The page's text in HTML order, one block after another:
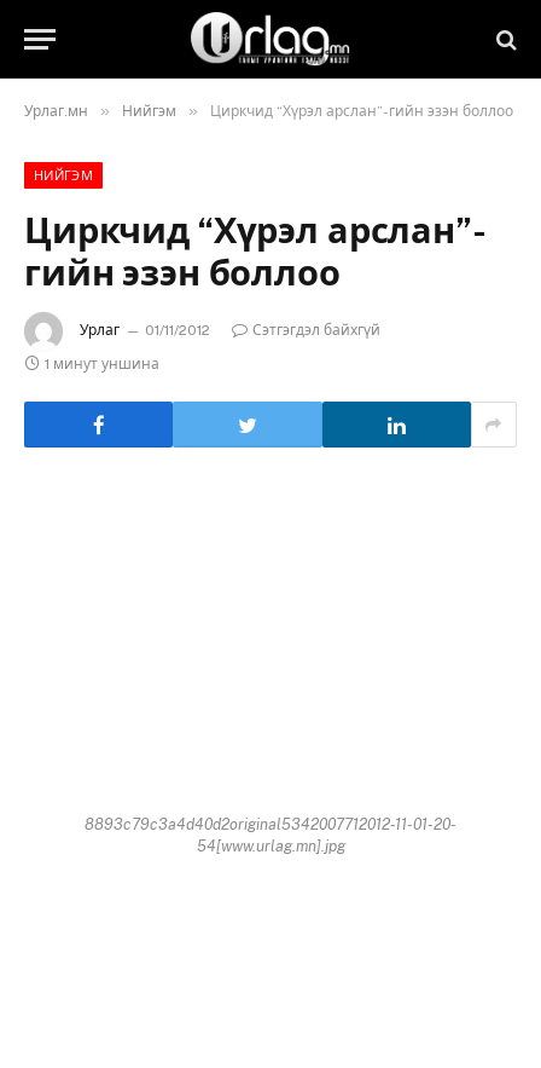
Урлаг.мн » Нийгэм » Циркчид “Хүрэл арслан”-гийн эзэн боллоо
НИЙГЭМ
Циркчид “Хүрэл арслан”-
гийн эзэн боллоо
Урлаг 01/11/2012
Сэтгэгдэл байхгүй
1 минут уншина
8893c79c3a4d40d2original5342007712012-11-01-20-
54[www.urlag.mn].jpg